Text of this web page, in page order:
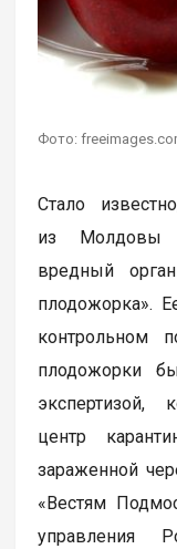
Фото:
Стало
из Молдовы
вредный
плодожорка».
контрольном
плодожорки
экспертизой,
центр
зараженной
«Вестям
управления